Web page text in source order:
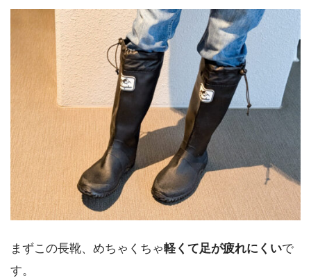
まずこの長靴、めちゃくちゃ軽くて足が疲れにくいで
す。